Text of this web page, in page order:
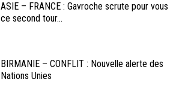
ASIE – FRANCE : Gavroche scrute pour vous
ce second tour...
BIRMANIE – CONFLIT : Nouvelle alerte des
Nations Unies